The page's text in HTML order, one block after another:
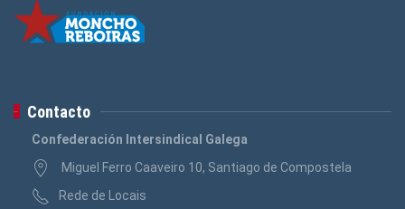
Contacto
Confederación Intersindical Galega
Miguel Ferro Caaveiro 10, Santiago de Compostela
Rede de Locais